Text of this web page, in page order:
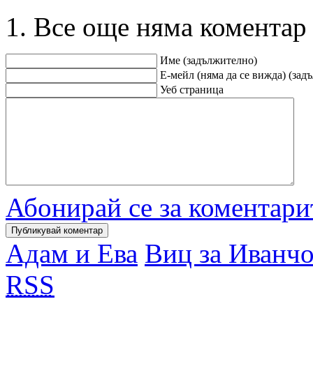
Все още няма коментар
Име (задължително)
Е-мейл (няма да се вижда)
Уеб страница
Абонирай се за
Адам и Ева Виц за
RSS